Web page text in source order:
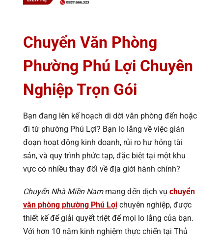
Chuyển Văn Phòng
Phường Phú Lợi Chuyên
Nghiệp Trọn Gói
Bạn đang lên kế hoạch di dời văn phòng đến hoặc
đi từ phường Phú Lợi? Bạn lo lắng về việc gián
đoạn hoạt động kinh doanh, rủi ro hư hỏng tài
sản, và quy trình phức tạp, đặc biệt tại một khu
vực có nhiều thay đổi về địa giới hành chính?
Chuyển Nhà Miền Nammang đến dịch vụ chuyển
văn phòng phường Phú Lợi chuyên nghiệp, được
thiết kế để giải quyết triệt để mọi lo lắng của bạn.
Với hơn 10 năm kinh nghiệm thực chiến tại Thủ